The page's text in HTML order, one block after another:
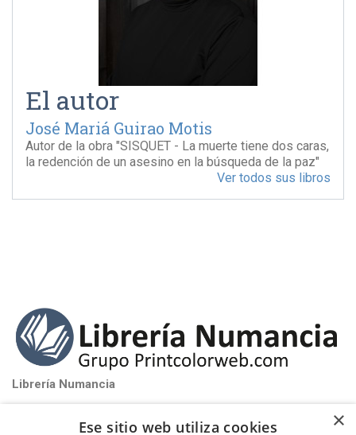
El autor
José Mariá Guirao Motis
Autor de la obra "SISQUET - La muerte tiene dos caras,
la redención de un asesino en la búsqueda de la paz"
Ver todos sus libros
Librería Numancia
×
Ese sitio web utiliza cookies